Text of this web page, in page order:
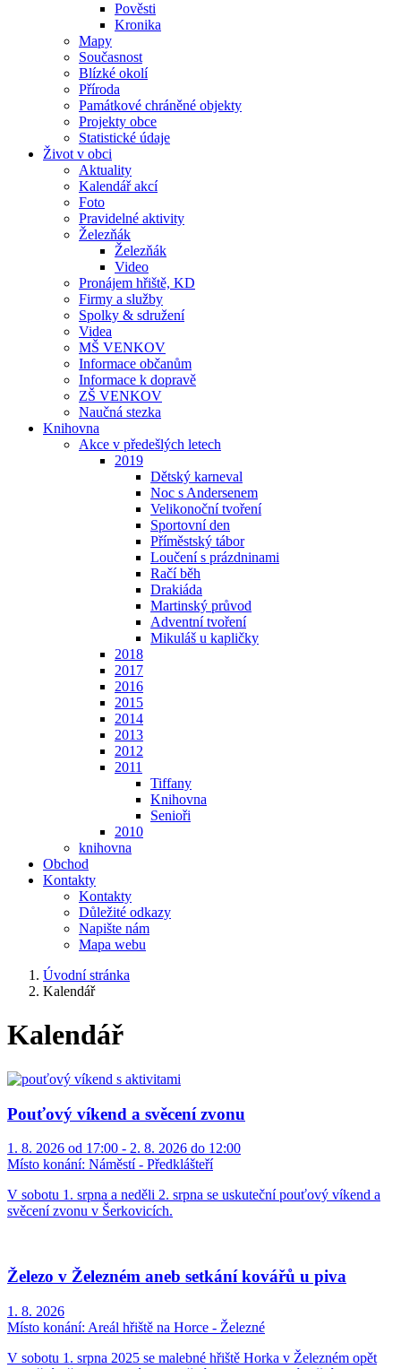
Pověsti
Kronika
Mapy
Současnost
Blízké okolí
Příroda
Památkové chráněné objekty
Projekty obce
Statistické údaje
Život v obci
Aktuality
Kalendář akcí
Foto
Pravidelné aktivity
Železňák
Železňák
Video
Pronájem hřiště, KD
Firmy a služby
Spolky & sdružení
Videa
MŠ VENKOV
Informace občanům
Informace k dopravě
ZŠ VENKOV
Naučná stezka
Knihovna
Akce v předešlých letech
2019
Dětský karneval
Noc s Andersenem
Velikonoční tvoření
Sportovní den
Příměstský tábor
Loučení s prázdninami
Račí běh
Drakiáda
Martinský průvod
Adventní tvoření
Mikuláš u kapličky
2018
2017
2016
2015
2014
2013
2012
2011
Tiffany
Knihovna
Senioři
2010
knihovna
Obchod
Kontakty
Kontakty
Důležité odkazy
Napište nám
Mapa webu
Úvodní stránka
Kalendář
Kalendář
Pouťový víkend a svěcení zvonu
1. 8. 2026 od 17:00 - 2. 8. 2026 do 12:00
Místo konání: Náměstí - Předklášteří
V sobotu 1. srpna a neděli 2. srpna se uskuteční pouťový víkend a
svěcení zvonu v Šerkovicích.
Železo v Železném aneb setkání kovářů u piva
1. 8. 2026
Místo konání: Areál hřiště na Horce - Železné
V sobotu 1. srpna 2025 se malebné hřiště Horka v Železném opět